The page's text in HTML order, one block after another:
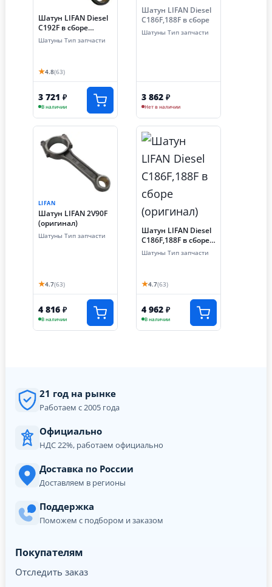
Шатун LIFAN Diesel
C192F в сборе
(оригинал)
Шатуны Тип запчасти
★4.8(63)
3 721 ₽
В наличии
Шатун LIFAN Diesel
C186F,188F в сборе
Шатуны Тип запчасти
3 862 ₽
Нет в наличии
LIFAN
Шатун LIFAN 2V90F
(оригинал)
Шатуны Тип запчасти
★4.7(63)
4 816 ₽
В наличии
Шатун LIFAN Diesel
C186F,188F в сборе
(оригинал)
Шатуны Тип запчасти
★4.7(63)
4 962 ₽
В наличии
21 год на рынке
Работаем с 2005 года
Официально
НДС 22%, работаем официально
Доставка по России
Доставляем в регионы
Поддержка
Поможем с подбором и заказом
Покупателям
Отследить заказ